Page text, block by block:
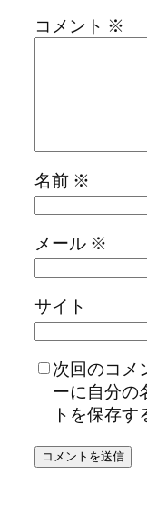
コメント ※
名前 ※
メール ※
サイト
次回のコメ
ーに自分の
トを保存す